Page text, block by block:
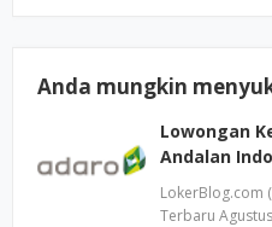
Anda mungkin
Lowongan
Andalan
LokerBlog.com
Terbaru